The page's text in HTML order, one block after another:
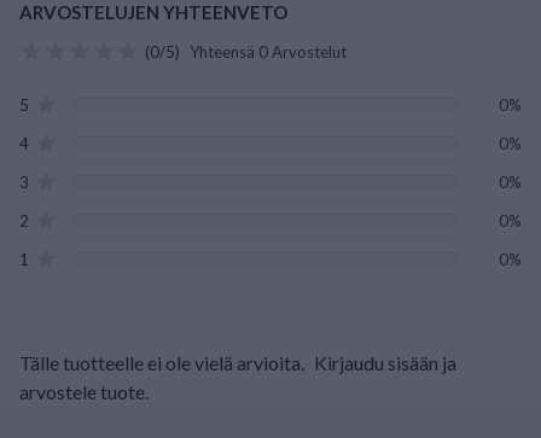
ARVOSTELUJEN YHTEENVETO
(0/5) Yhteensä 0 Arvostelut
5
0%
4
0%
3
0%
2
0%
1
0%
Tälle tuotteelle ei ole vielä arvioita. Kirjaudu sisään ja
arvostele tuote.